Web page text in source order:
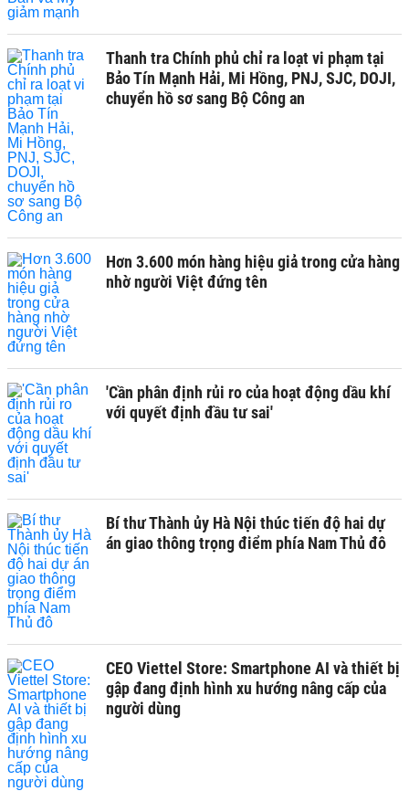
Thanh tra Chính phủ chỉ ra loạt vi phạm tại
Bảo Tín Mạnh Hải, Mi Hồng, PNJ, SJC, DOJI,
chuyển hồ sơ sang Bộ Công an
Hơn 3.600 món hàng hiệu giả trong cửa hàng
nhờ người Việt đứng tên
'Cần phân định rủi ro của hoạt động dầu khí
với quyết định đầu tư sai'
Bí thư Thành ủy Hà Nội thúc tiến độ hai dự
án giao thông trọng điểm phía Nam Thủ đô
CEO Viettel Store: Smartphone AI và thiết bị
gập đang định hình xu hướng nâng cấp của
người dùng